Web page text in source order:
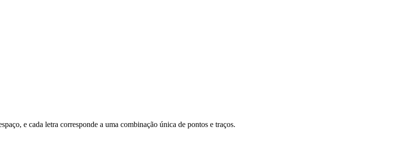
e cada letra corresponde a uma combinação única de pontos e traços.